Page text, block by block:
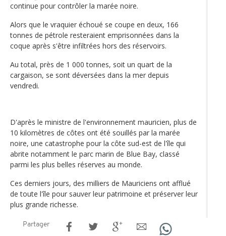
continue pour contrôler la marée noire.
Alors que le vraquier échoué se coupe en deux, 166
tonnes de pétrole resteraient emprisonnées dans la
coque après s'être infiltrées hors des réservoirs.
Au total, près de 1 000 tonnes, soit un quart de la
cargaison, se sont déversées dans la mer depuis
vendredi.
D'après le ministre de l'environnement mauricien, plus de
10 kilomètres de côtes ont été souillés par la marée
noire, une catastrophe pour la côte sud-est de l'île qui
abrite notamment le parc marin de Blue Bay, classé
parmi les plus belles réserves au monde.
Ces derniers jours, des milliers de Mauriciens ont afflué
de toute l'île pour sauver leur patrimoine et préserver leur
plus grande richesse.
Partager